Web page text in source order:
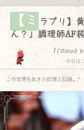
【ミ ラプリ】
ん？」調理師AF
I found
今日は
この世界を生きた記憶と記録.｡.:*